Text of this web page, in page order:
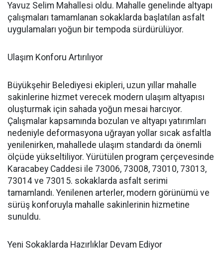
Yavuz Selim Mahallesi oldu. Mahalle genelinde altyapı
çalışmaları tamamlanan sokaklarda başlatılan asfalt
uygulamaları yoğun bir tempoda sürdürülüyor.
Ulaşım Konforu Artırılıyor
Büyükşehir Belediyesi ekipleri, uzun yıllar mahalle
sakinlerine hizmet verecek modern ulaşım altyapısı
oluşturmak için sahada yoğun mesai harcıyor.
Çalışmalar kapsamında bozulan ve altyapı yatırımları
nedeniyle deformasyona uğrayan yollar sıcak asfaltla
yenilenirken, mahallede ulaşım standardı da önemli
ölçüde yükseltiliyor. Yürütülen program çerçevesinde
Karacabey Caddesi ile 73006, 73008, 73010, 73013,
73014 ve 73015. sokaklarda asfalt serimi
tamamlandı. Yenilenen arterler, modern görünümü ve
sürüş konforuyla mahalle sakinlerinin hizmetine
sunuldu.
Yeni Sokaklarda Hazırlıklar Devam Ediyor